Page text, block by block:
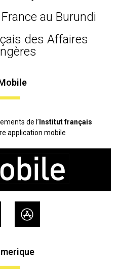
au Burundi
des Affaires
de l’ Institut français
application mobile